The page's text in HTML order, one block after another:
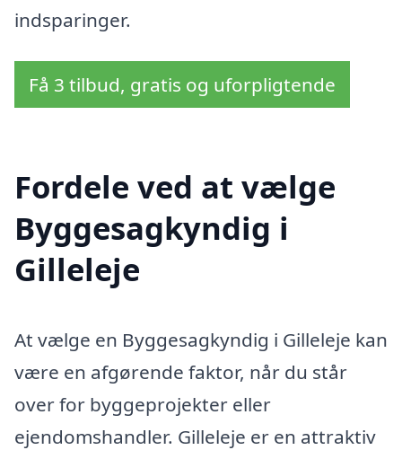
indsparinger.
Få 3 tilbud, gratis og uforpligtende
Fordele ved at vælge
Byggesagkyndig i
Gilleleje
At vælge en Byggesagkyndig i Gilleleje kan
være en afgørende faktor, når du står
over for byggeprojekter eller
ejendomshandler. Gilleleje er en attraktiv